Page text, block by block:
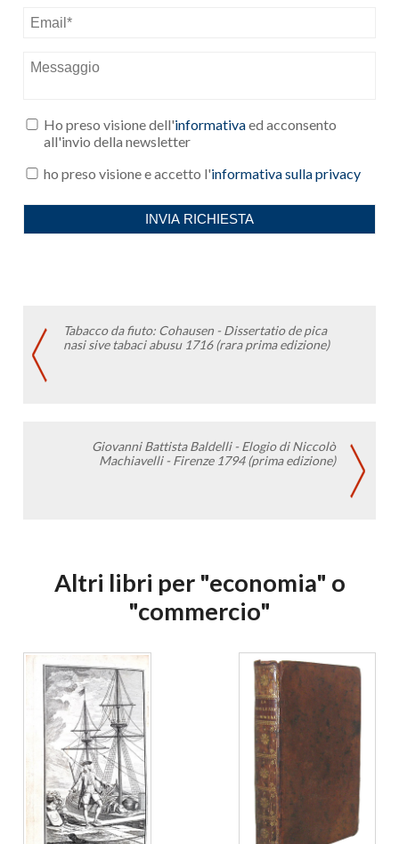
Tabacco da fiuto: Cohausen - Dissertatio de pica
nasi sive tabaci abusu 1716 (rara prima edizione)
Giovanni Battista Baldelli - Elogio di Niccolò
Machiavelli - Firenze 1794 (prima edizione)
Altri libri per "economia" o
"commercio"